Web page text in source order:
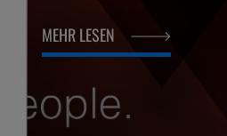
MEHR LESEN